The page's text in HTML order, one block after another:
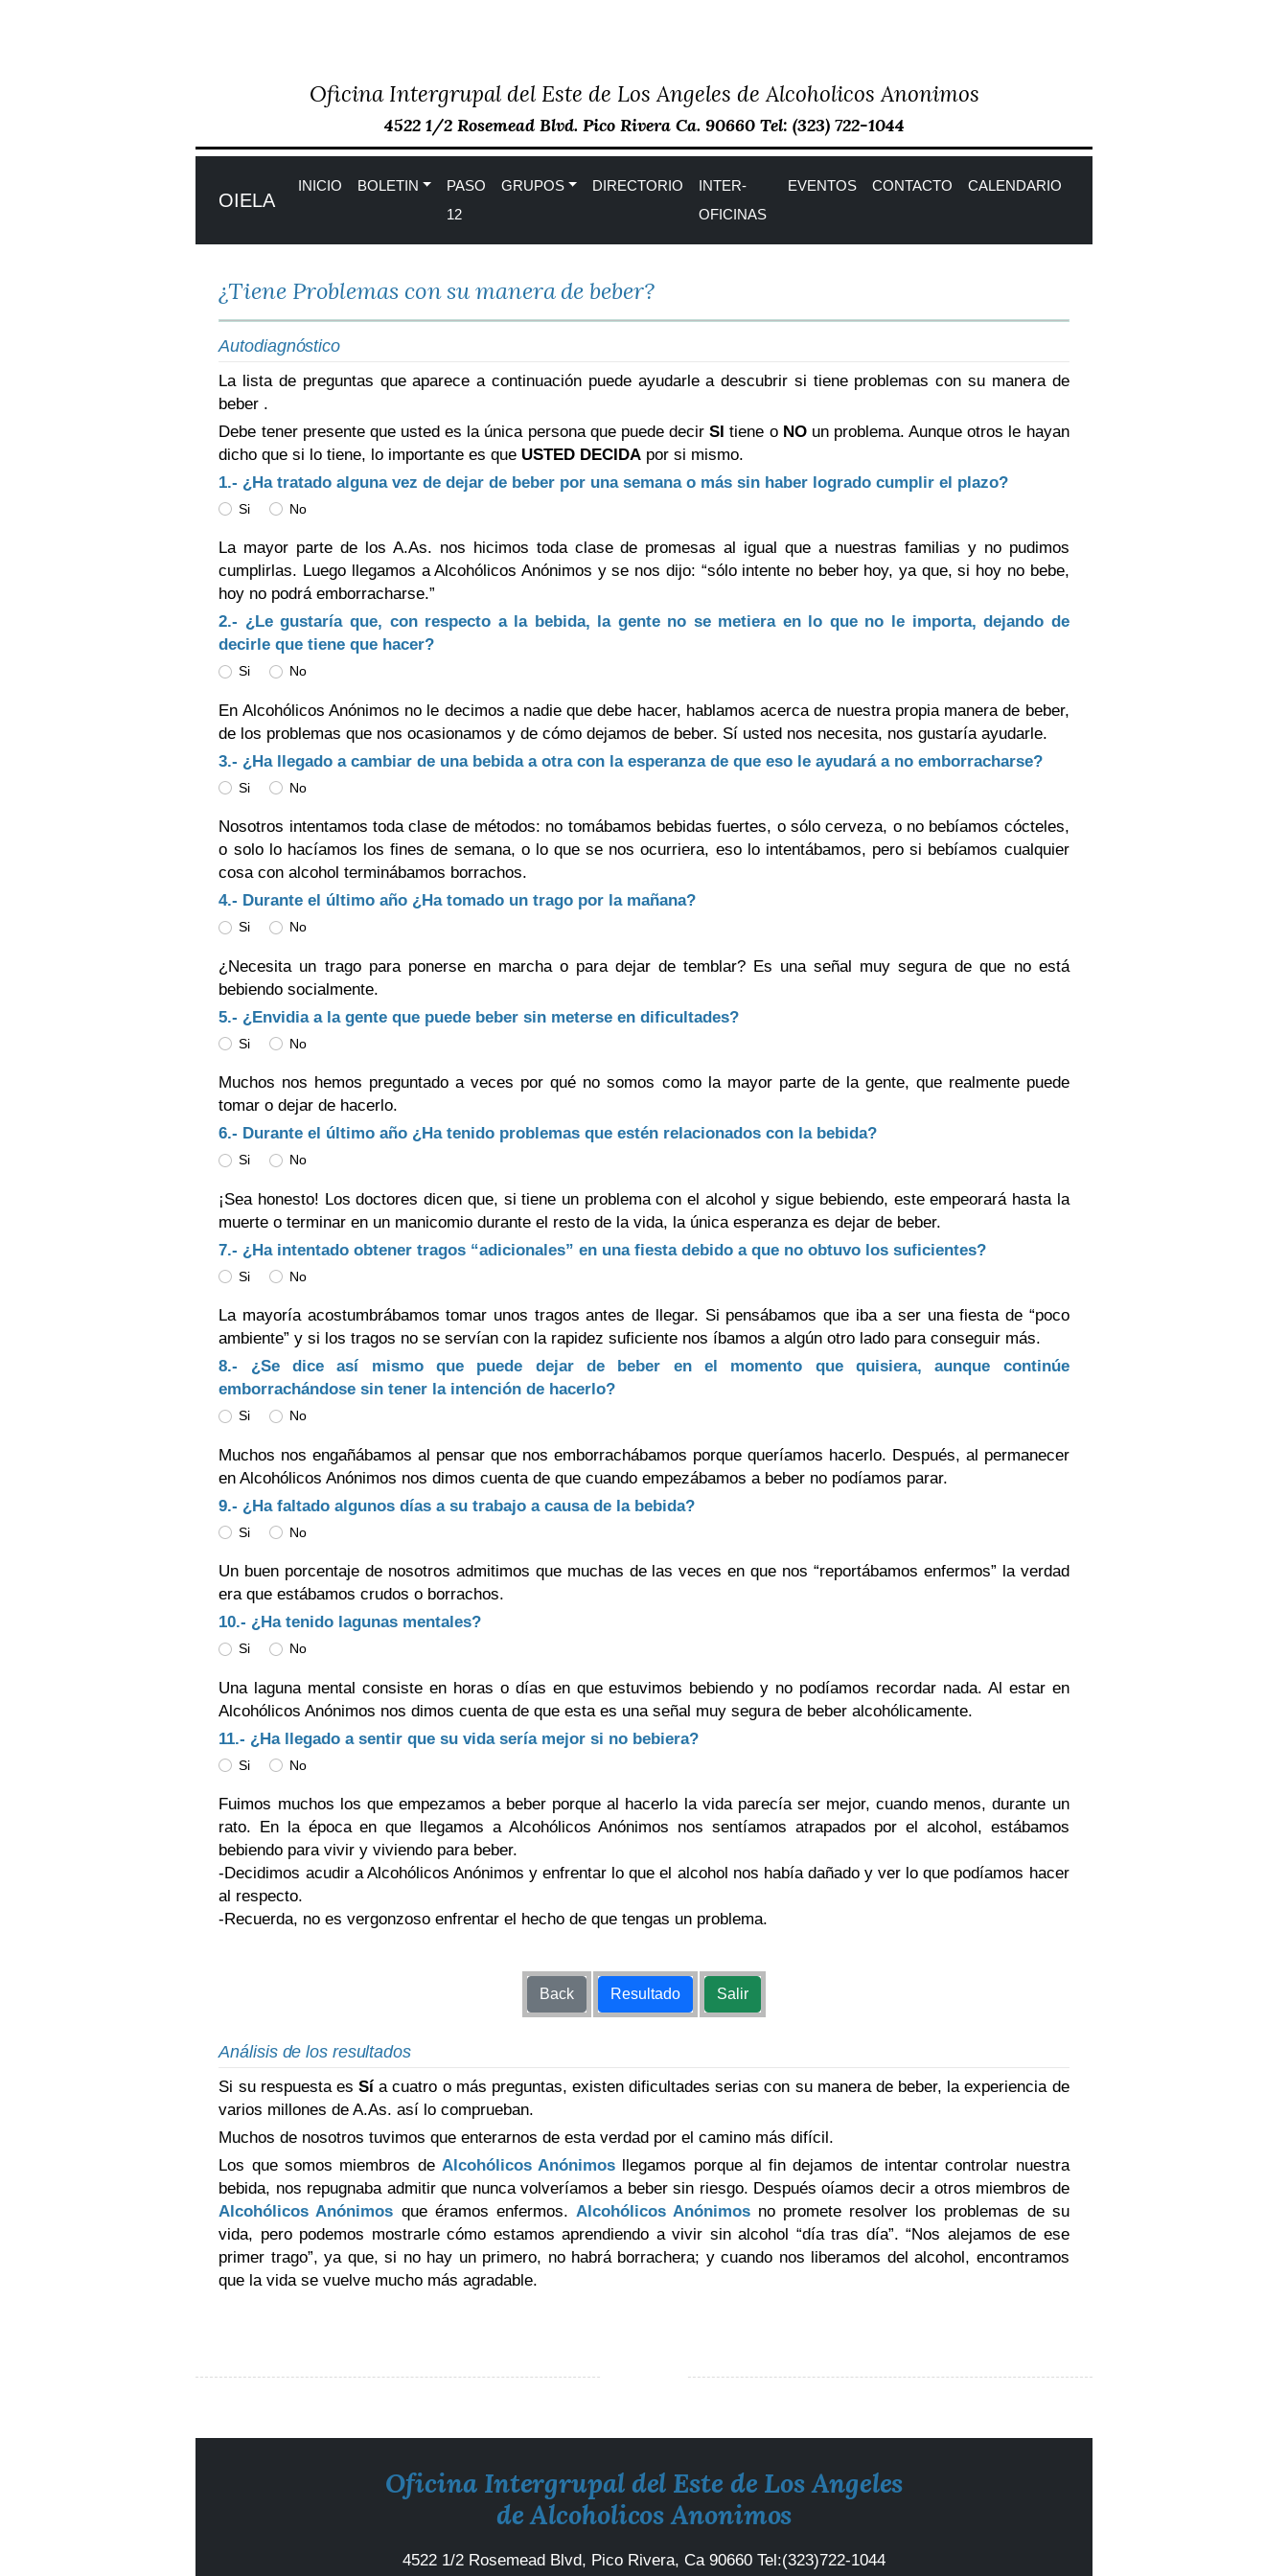
Oficina Intergrupal del Este de Los Angeles de Alcoholicos Anonimos
4522 1/2 Rosemead Blvd. Pico Rivera Ca. 90660 Tel: (323) 722-1044
OIELA
INICIO BOLETIN
PASO
12
GRUPOS DIRECTORIO
INTER-
OFICINAS
EVENTOS CONTACTO CALENDARIO
¿Tiene Problemas con su manera de beber?
Autodiagnóstico
La lista de preguntas que aparece a continuación puede ayudarle a descubrir si tiene problemas con su manera de
beber .
Debe tener presente que usted es la única persona que puede decirSI tiene o NOun problema. Aunque otros le hayan
dicho que si lo tiene, lo importante es que USTED DECIDA por si mismo.
1.- ¿Ha tratado alguna vez de dejar de beber por una semana o más sin haber logrado cumplir el plazo?
Si No
La mayor parte de los A.As. nos hicimos toda clase de promesas al igual que a nuestras familias y no pudimos
cumplirlas. Luego llegamos a Alcohólicos Anónimos y se nos dijo: “sólo intente no beber hoy, ya que, si hoy no bebe,
hoy no podrá emborracharse.”
2.- ¿Le gustaría que, con respecto a la bebida, la gente no se metiera en lo que no le importa, dejando de
decirle que tiene que hacer?
Si No
En Alcohólicos Anónimos no le decimos a nadie que debe hacer, hablamos acerca de nuestra propia manera de beber,
de los problemas que nos ocasionamos y de cómo dejamos de beber. Sí usted nos necesita, nos gustaría ayudarle.
3.- ¿Ha llegado a cambiar de una bebida a otra con la esperanza de que eso le ayudará a no emborracharse?
Si No
Nosotros intentamos toda clase de métodos: no tomábamos bebidas fuertes, o sólo cerveza, o no bebíamos cócteles,
o solo lo hacíamos los fines de semana, o lo que se nos ocurriera, eso lo intentábamos, pero si bebíamos cualquier
cosa con alcohol terminábamos borrachos.
4.- Durante el último año ¿Ha tomado un trago por la mañana?
Si No
¿Necesita un trago para ponerse en marcha o para dejar de temblar? Es una señal muy segura de que no está
bebiendo socialmente.
5.- ¿Envidia a la gente que puede beber sin meterse en dificultades?
Si No
Muchos nos hemos preguntado a veces por qué no somos como la mayor parte de la gente, que realmente puede
tomar o dejar de hacerlo.
6.- Durante el último año ¿Ha tenido problemas que estén relacionados con la bebida?
Si No
¡Sea honesto! Los doctores dicen que, si tiene un problema con el alcohol y sigue bebiendo, este empeorará hasta la
muerte o terminar en un manicomio durante el resto de la vida, la única esperanza es dejar de beber.
7.- ¿Ha intentado obtener tragos “adicionales” en una fiesta debido a que no obtuvo los suficientes?
Si No
La mayoría acostumbrábamos tomar unos tragos antes de llegar. Si pensábamos que iba a ser una fiesta de “poco
ambiente” y si los tragos no se servían con la rapidez suficiente nos íbamos a algún otro lado para conseguir más.
8.- ¿Se dice así mismo que puede dejar de beber en el momento que quisiera, aunque continúe
emborrachándose sin tener la intención de hacerlo?
Si No
Muchos nos engañábamos al pensar que nos emborrachábamos porque queríamos hacerlo. Después, al permanecer
en Alcohólicos Anónimos nos dimos cuenta de que cuando empezábamos a beber no podíamos parar.
9.- ¿Ha faltado algunos días a su trabajo a causa de la bebida?
Si No
Un buen porcentaje de nosotros admitimos que muchas de las veces en que nos “reportábamos enfermos” la verdad
era que estábamos crudos o borrachos.
10.- ¿Ha tenido lagunas mentales?
Si No
Una laguna mental consiste en horas o días en que estuvimos bebiendo y no podíamos recordar nada. Al estar en
Alcohólicos Anónimos nos dimos cuenta de que esta es una señal muy segura de beber alcohólicamente.
11.- ¿Ha llegado a sentir que su vida sería mejor si no bebiera?
Si No
Fuimos muchos los que empezamos a beber porque al hacerlo la vida parecía ser mejor, cuando menos, durante un
rato. En la época en que llegamos a Alcohólicos Anónimos nos sentíamos atrapados por el alcohol, estábamos
bebiendo para vivir y viviendo para beber.
-Decidimos acudir a Alcohólicos Anónimos y enfrentar lo que el alcohol nos había dañado y ver lo que podíamos hacer
al respecto.
-Recuerda, no es vergonzoso enfrentar el hecho de que tengas un problema.
Back Resultado Salir
Análisis de los resultados
Si su respuesta esSí a cuatro o más preguntas, existen dificultades serias con su manera de beber, la experiencia de
varios millones de A.As. así lo comprueban.
Muchos de nosotros tuvimos que enterarnos de esta verdad por el camino más difícil.
Los que somos miembros de Alcohólicos Anónimos llegamos porque al fin dejamos de intentar controlar nuestra
bebida, nos repugnaba admitir que nunca volveríamos a beber sin riesgo. Después oíamos decir a otros miembros de
Alcohólicos Anónimos que éramos enfermos. Alcohólicos Anónimosno promete resolver los problemas de su
vida, pero podemos mostrarle cómo estamos aprendiendo a vivir sin alcohol “día tras día”. “Nos alejamos de ese
primer trago”, ya que, si no hay un primero, no habrá borrachera; y cuando nos liberamos del alcohol, encontramos
que la vida se vuelve mucho más agradable.
Oficina Intergrupal del Este de Los Angeles
de Alcoholicos Anonimos
4522 1/2 Rosemead Blvd, Pico Rivera, Ca 90660 Tel:(323)722-1044